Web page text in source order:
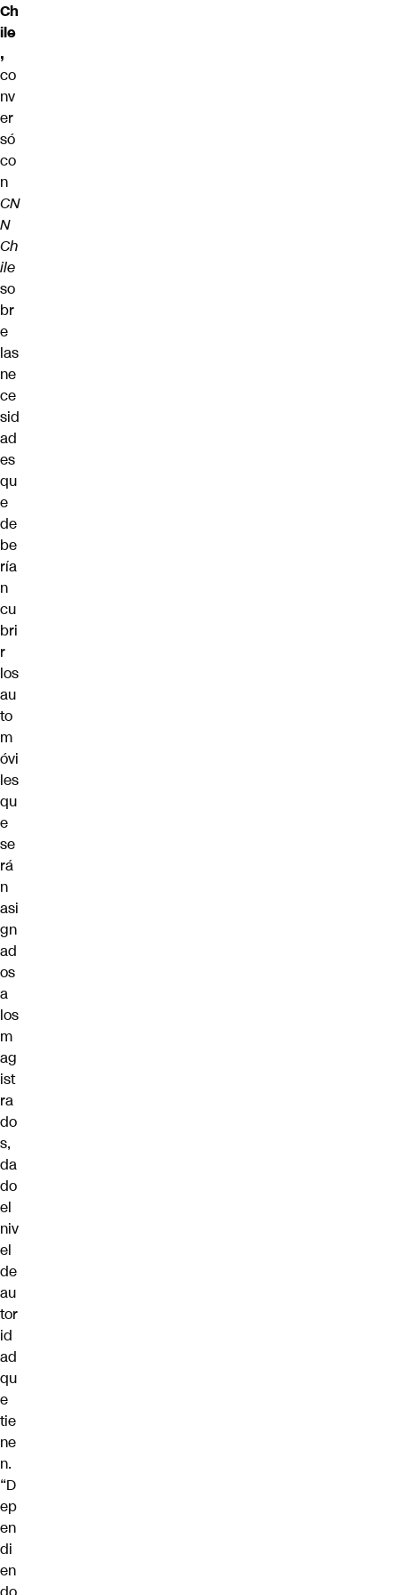
Ch
ile
,
co
nv
er
só
co
n
CN
N
Ch
ile
so
br
e
las
ne
ce
sid
ad
es
qu
e
de
be
ría
n
cu
bri
r
los
au
to
m
óvi
les
qu
e
se
rá
n
asi
gn
ad
os
a
los
m
ag
ist
ra
do
s,
da
do
el
niv
el
de
au
tor
id
ad
qu
e
tie
ne
n.
“D
ep
en
di
en